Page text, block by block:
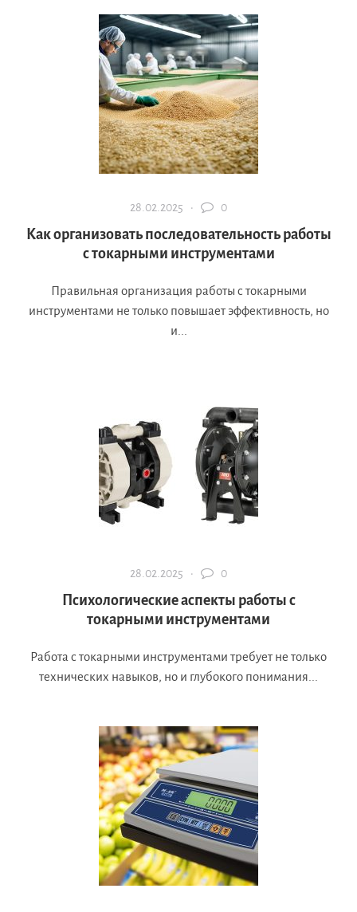
28.02.2025 · 0
Как организовать последовательность работы
с токарными инструментами
Правильная организация работы с токарными
инструментами не только повышает эффективность, но
и...
28.02.2025 · 0
Психологические аспекты работы с
токарными инструментами
Работа с токарными инструментами требует не только
технических навыков, но и глубокого понимания...